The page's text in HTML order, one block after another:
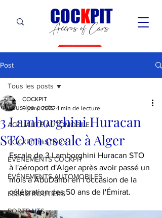
Accros of Cars
COCKPIT
Post
Tous les posts
ACTUALITÉ AUTOMOBILE
COCKPIT HiSTORY
ÉVÉNEMENTS COCKPIT
ÉVÉNEMENTS AUTOMOBILES
ESSAIS ROUTIERS
PORTRAITS
Tous les posts
3 Lamborghini Huracan
STO en escale à Alger
COCKPIT
9 janv. 2022 1 min de lecture
Escale de 3 Lamborghini Huracan STO
à l'aéroport d'Alger après avoir passé un
mois à AbuDahbi en l'occasion de la
célébration des 50 ans de l'Émirat.